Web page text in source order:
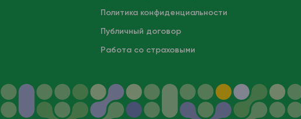
Политика конфиденциальности
Публичный договор
Работа со страховыми